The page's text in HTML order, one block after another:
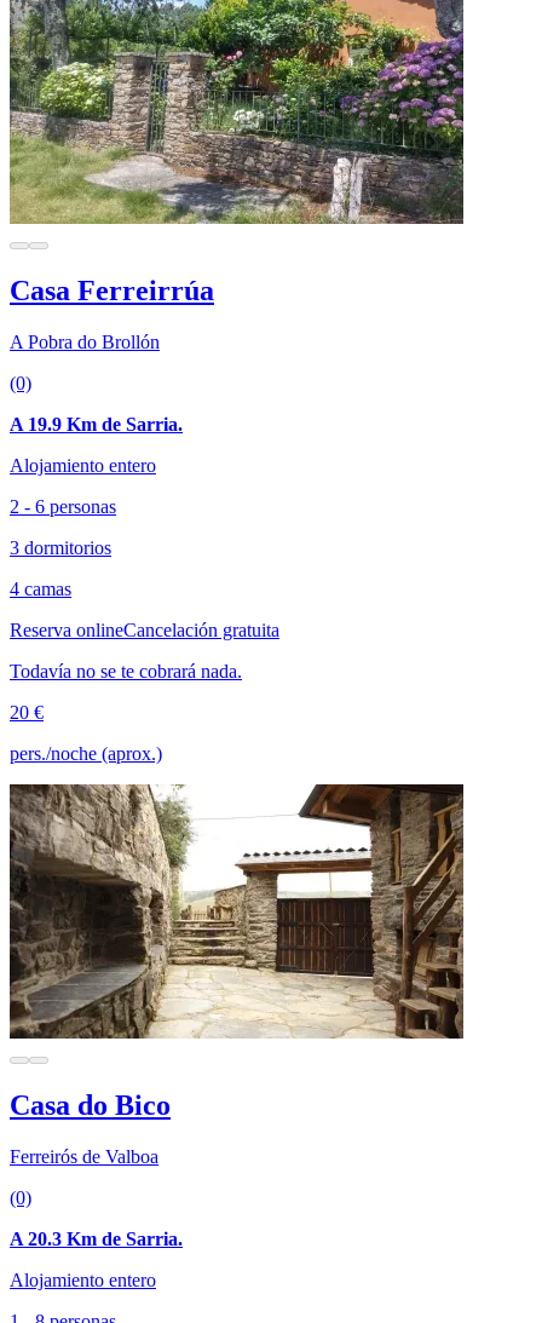
Casa Ferreirrúa
A Pobra do Brollón
(0)
A 19.9 Km de Sarria.
Alojamiento entero
2 - 6 personas
3 dormitorios
4 camas
Reserva onlineCancelación gratuita
Todavía no se te cobrará nada.
20 €
pers./noche (aprox.)
Casa do Bico
Ferreirós de Valboa
(0)
A 20.3 Km de Sarria.
Alojamiento entero